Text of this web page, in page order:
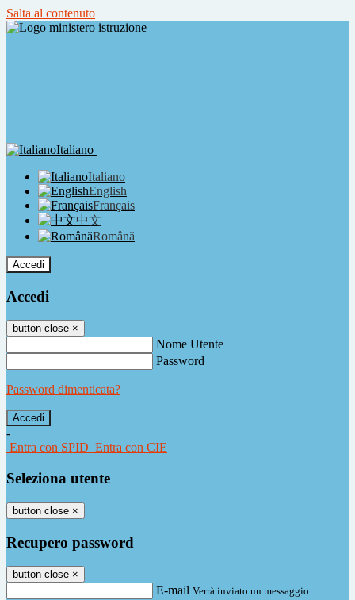
Salta al contenuto
Italiano
Italiano
English
Français
中文
Română
Accedi
Accedi
button close ×
Nome Utente
Password
Password dimenticata?
-
Entra con SPID Entra con CIE
Seleziona utente
button close ×
Recupero password
button close ×
E-mail Verrà inviato un messaggio